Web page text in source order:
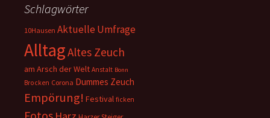
Schlagwörter
10Hausen Aktuelle Umfrage
AlltagAltes Zeuch
am Arsch der Welt Anstalt Bonn
Brocken Corona Dummes Zeuch
Empörung! Festival ficken